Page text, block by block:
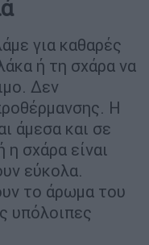
για καθαρές
ή τη σχάρα να
Δεν
Η
άμεσα και σε
σχάρα είναι
εύκολα.
το άρωμα του
υπόλοιπες